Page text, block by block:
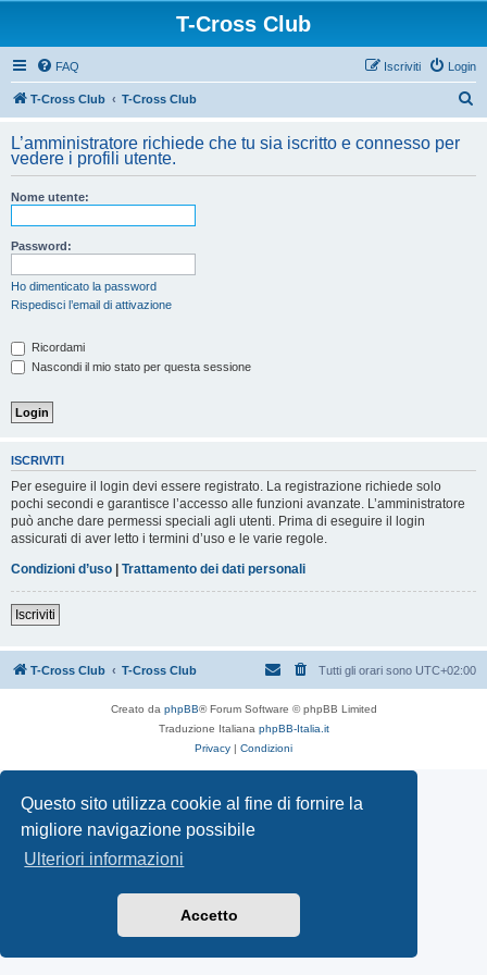
Questo sito utilizza cookie al fine di fornire la
migliore navigazione possibile
Ulteriori informazioni
Accetto
T-Cross Club
FAQ Login
Iscriviti
T-Cross Club T-Cross Club
c
L’amministratore richiede che tu sia iscritto e connesso per
vedere i profili utente.
Nome utente:
Password:
Ho dimenticato la password
Rispedisci l’email di attivazione
Ricordami
Nascondi il mio stato per questa sessione
ISCRIVITI
Per eseguire il login devi essere registrato. La registrazione richiede solo
pochi secondi e garantisce l’accesso alle funzioni avanzate. L’amministratore
può anche dare permessi speciali agli utenti. Prima di eseguire il login
assicurati di aver letto i termini d’uso e le varie regole.
Condizioni d’uso | Trattamento dei dati personali
Iscriviti
T-Cross Club T-Cross Club Tutti gli orari sono UTC+02:00
Creato da phpBB® Forum Software © phpBB Limited
Traduzione Italiana phpBB-Italia.it
Privacy | Condizioni